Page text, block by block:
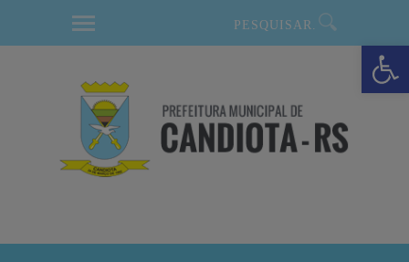
Barra de Ferramentas Aberta